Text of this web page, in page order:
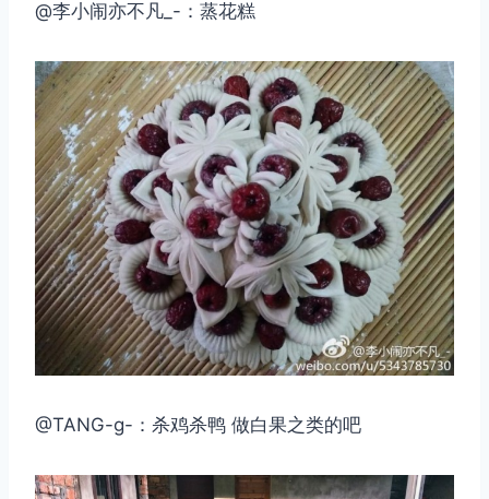
@李小闹亦不凡_-：蒸花糕
@TANG-g-：杀鸡杀鸭 做白果之类的吧